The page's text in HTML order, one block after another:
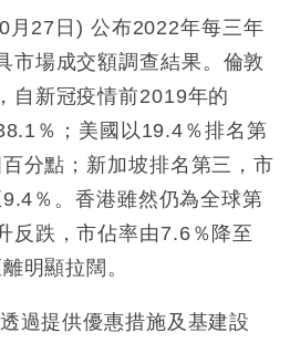
月27日) 公布2022年每三年
市場成交額調查結果。倫敦
自新冠疫情前2019年的
％；美國以19.4％排名第
分點；新加坡排名第三，市
％。香港雖然仍為全球第
反跌，市佔率由7.6％降至
明顯拉闊。
過提供優惠措施及基建設